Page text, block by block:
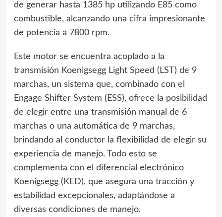
de generar hasta 1385 hp utilizando E85 como
combustible, alcanzando una cifra impresionante
de potencia a 7800 rpm.
Este motor se encuentra acoplado a la
transmisión Koenigsegg Light Speed (LST) de 9
marchas, un sistema que, combinado con el
Engage Shifter System (ESS), ofrece la posibilidad
de elegir entre una transmisión manual de 6
marchas o una automática de 9 marchas,
brindando al conductor la flexibilidad de elegir su
experiencia de manejo. Todo esto se
complementa con el diferencial electrónico
Koenigsegg (KED), que asegura una tracción y
estabilidad excepcionales, adaptándose a
diversas condiciones de manejo.